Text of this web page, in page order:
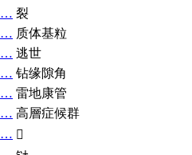
… 裂
… 质体基粒
… 逃世
… 钻缘隙角
… 雷地康管
… 高層症候群
… 𧘞